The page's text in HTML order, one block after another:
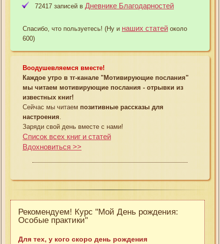
72417 записей в Дневнике Благодарностей
Спасибо, что пользуетесь! (Ну и наших статей около
600)
Воодушевляемся вместе!
Каждое утро в тг-канале "Мотивирующие послания"
мы читаем мотивирующие послания - отрывки из
известных книг!
Сейчас мы читаем позитивные рассказы для
настроения
Заряди свой день вместе с нами!
Список всех книг и статей
Вдохновиться >>
Рекомендуем! Курс "Мой День рождения:
Особые практики"
Для тех, у кого скоро день рождения